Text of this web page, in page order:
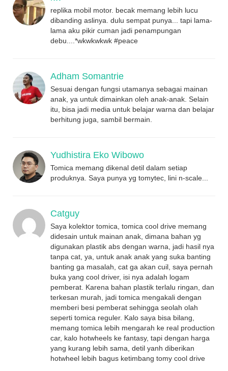
replika mobil motor. becak memang lebih lucu
dibanding aslinya. dulu sempat punya... tapi lama-
lama aku pikir cuman jadi penampungan
debu....*wkwkwkwk #peace
Adham Somantrie
Sesuai dengan fungsi utamanya sebagai mainan
anak, ya untuk dimainkan oleh anak-anak. Selain
itu, bisa jadi media untuk belajar warna dan belajar
berhitung juga, sambil bermain.
Yudhistira Eko Wibowo
Tomica memang dikenal detil dalam setiap
produknya. Saya punya yg tomytec, lini n-scale...
Catguy
Saya kolektor tomica, tomica cool drive memang
didesain untuk mainan anak, dimana bahan yg
digunakan plastik abs dengan warna, jadi hasil nya
tanpa cat, ya, untuk anak anak yang suka banting
banting ga masalah, cat ga akan cuil, saya pernah
buka yang cool driver, isi nya adalah logam
pemberat. Karena bahan plastik terlalu ringan, dan
terkesan murah, jadi tomica mengakali dengan
memberi besi pemberat sehingga seolah olah
seperti tomica reguler. Kalo saya bisa bilang,
memang tomica lebih mengarah ke real production
car, kalo hotwheels ke fantasy, tapi dengan harga
yang kurang lebih sama, detil yanh diberikan
hotwheel lebih bagus ketimbang tomy cool drive